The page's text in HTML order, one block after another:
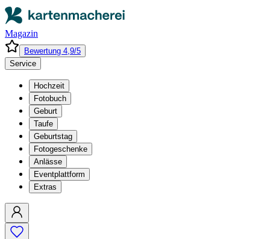
Magazin
Bewertung 4,9/5
Service
Hochzeit
Fotobuch
Geburt
Taufe
Geburtstag
Fotogeschenke
Anlässe
Eventplattform
Extras